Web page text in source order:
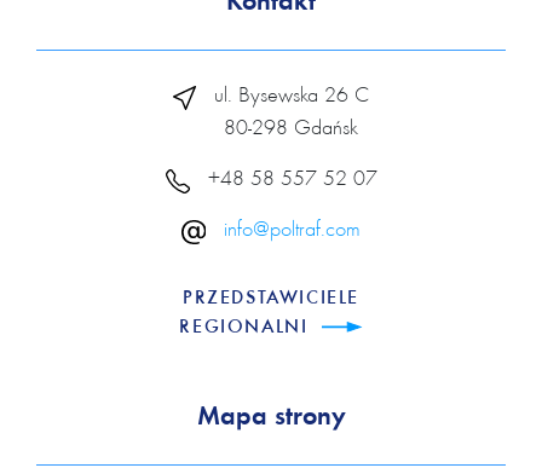
ul. Bysewska 26 C
80-298 Gdańsk
+48 58 557 52 07
info@poltraf.com
PRZEDSTAWICIELE
REGIONALNI
Mapa strony